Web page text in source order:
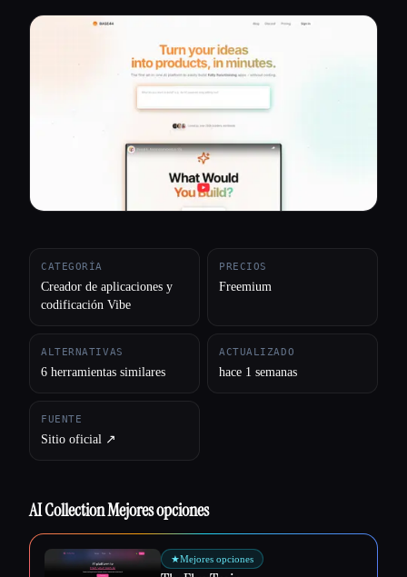
Todas las categorías
CATEGORÍA
Creador de aplicaciones y
codificación Vibe
PRECIOS
Freemium
ALTERNATIVAS
6 herramientas similares
ACTUALIZADO
hace 1 semanas
FUENTE
Sitio oficial ↗︎
AI Collection Mejores opciones
★Mejores opciones